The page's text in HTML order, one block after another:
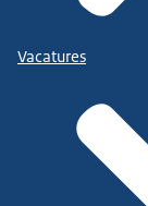
Vacatures